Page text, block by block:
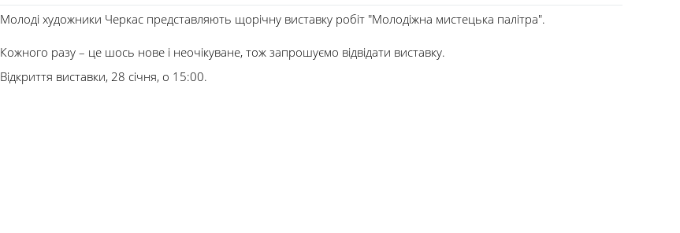
Молоді художники Черкас представляють щорічну виставку робіт "Молодіжна мистецька палітра".
Кожного разу – це шось нове і неочікуване, тож запрошуємо відвідати виставку.
Відкриття виставки, 28 січня, о 15:00.